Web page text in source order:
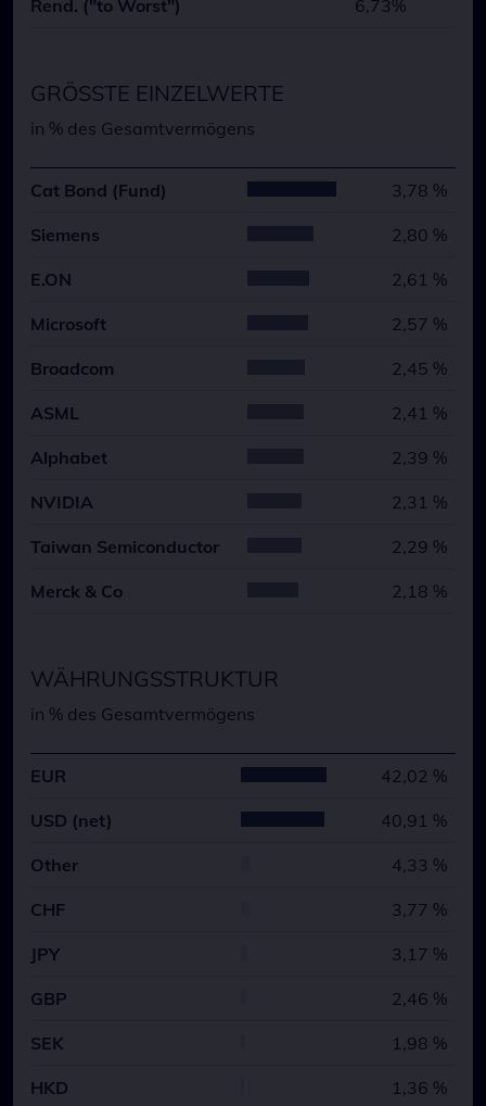
Rend. ("to Worst") 6,73%
GRÖSSTE EINZELWERTE
in % des Gesamtvermögens
Cat Bond (Fund) 3,78 %
Siemens 2,80 %
E.ON 2,61 %
Microsoft 2,57 %
Broadcom 2,45 %
ASML 2,41 %
Alphabet 2,39 %
NVIDIA 2,31 %
Taiwan Semiconductor 2,29 %
Merck & Co 2,18 %
WÄHRUNGSSTRUKTUR
in % des Gesamtvermögens
EUR 42,02 %
USD (net) 40,91 %
Other 4,33 %
CHF 3,77 %
JPY 3,17 %
GBP 2,46 %
SEK 1,98 %
HKD 1,36 %